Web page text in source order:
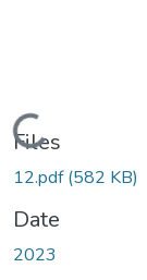
Loading...
Files
12.pdf(582 KB)
Date
2023